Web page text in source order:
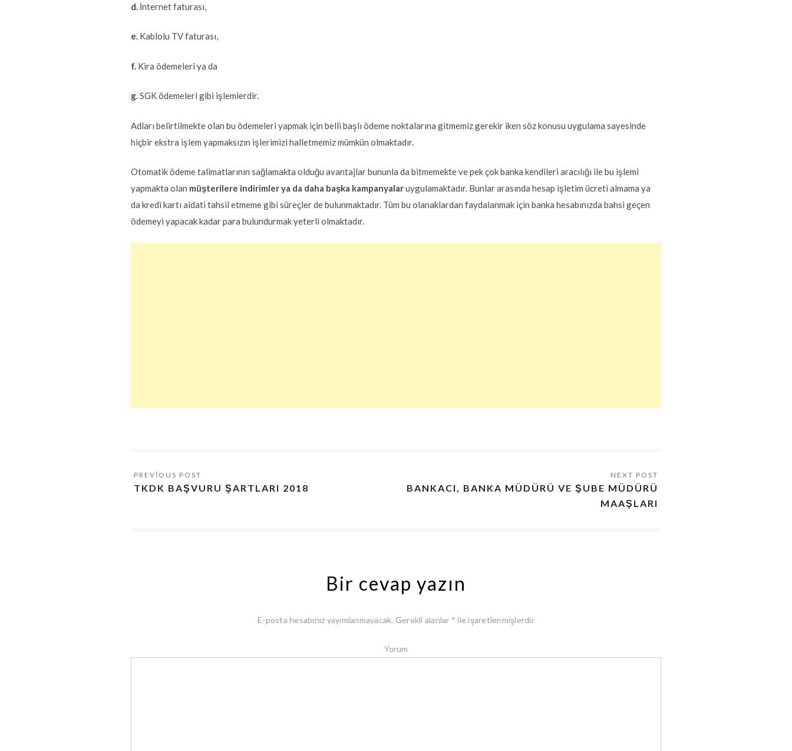
d. İnternet faturası,
e. Kablolu TV faturası,
f. Kira ödemeleri ya da
g.SGK ödemeleri gibi işlemlerdir.
Adları belirtilmekte olan bu ödemeleri yapmak için belli başlı ödeme noktalarına gitmemiz gerekir iken söz konusu uygulama sayesinde
hiçbir ekstra işlem yapmaksızın işlerimizi halletmemiz mümkün olmaktadır.
Otomatik ödeme talimatlarının sağlamakta olduğu avantajlar bununla da bitmemekte ve pek çok banka kendileri aracılığı ile bu işlemi
yapmakta olan müşterilere indirimler ya da daha başka kampanyalaruygulamaktadır. Bunlar arasında hesap işletim ücreti almama ya
da kredi kartı aidati tahsil etmeme gibi süreçler de bulunmaktadır. Tüm bu olanaklardan faydalanmak için banka hesabınızda bahsi geçen
ödemeyi yapacak kadar para bulundurmak yeterli olmaktadır.
TKDK BAŞVURU ŞARTLARI 2018
BANKACI, BANKA MÜDÜRÜ VE ŞUBE MÜDÜRÜ
MAAŞLARI
Bir cevap yazın
E-posta hesabınız yayımlanmayacak. Gerekli alanlar * ile işaretlenmişlerdir
Yorum